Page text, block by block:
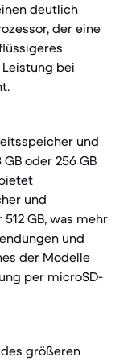
deutlich
der eine
bei
und
oder 256 GB
und
GB, was mehr
und
der Modelle
per microSD-
größeren